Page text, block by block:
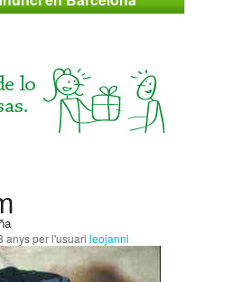
anysper l'usuari leojanni